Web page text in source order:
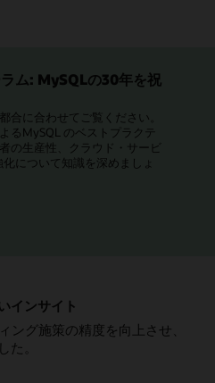
ム: MySQLの30年を祝
合に合わせてご覧ください。
るMySQL のベストプラクテ
の生産性、クラウド・サービ
について知識を深めましょ
インサイト
グ施策の精度を向上させ、
。